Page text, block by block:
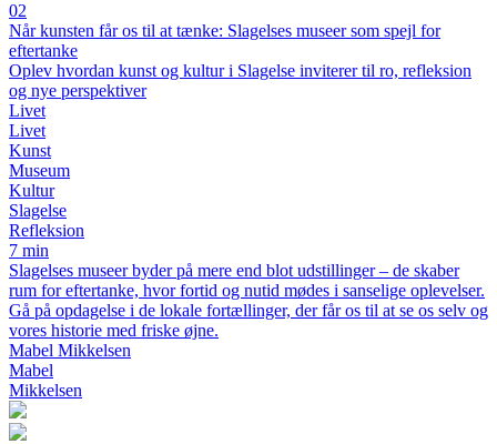
02
Når kunsten får os til at tænke: Slagelses museer som spejl for
eftertanke
Oplev hvordan kunst og kultur i Slagelse inviterer til ro, refleksion
og nye perspektiver
Livet
Livet
Kunst
Museum
Kultur
Slagelse
Refleksion
7 min
Slagelses museer byder på mere end blot udstillinger – de skaber
rum for eftertanke, hvor fortid og nutid mødes i sanselige oplevelser.
Gå på opdagelse i de lokale fortællinger, der får os til at se os selv og
vores historie med friske øjne.
Mabel Mikkelsen
Mabel
Mikkelsen